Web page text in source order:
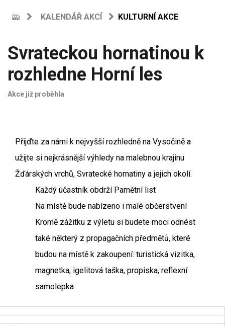
KALENDÁŘ AKCÍ KULTURNÍ AKCE
Svrateckou hornatinou k
rozhledne Horní les
Akce již proběhla
Přijďte za námi k nejvyšší rozhledně na Vysočině a
užijte si nejkrásnější výhledy na malebnou krajinu
Žďárských vrchů, Svratecké hornatiny a jejich okolí.
Každý účastník obdrží Pamětní list
Na místě bude nabízeno i malé občerstvení
Kromě zážitku z výletu si budete moci odnést
také některý z propagačních předmětů, které
budou na místě k zakoupení: turistická vizitka,
magnetka, igelitová taška, propiska, reflexní
samolepka